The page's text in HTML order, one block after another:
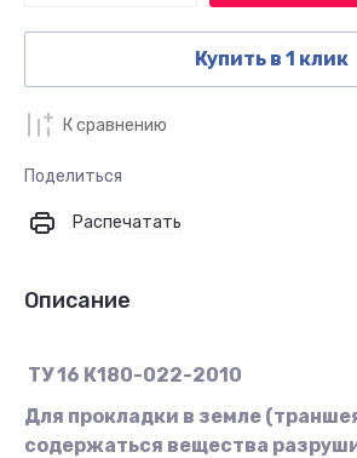
Купить в 1 клик
К сравнению
Поделиться
Распечатать
Описание
ТУ 16 К180-022-2010
Для прокладки в земле
содержаться вещества